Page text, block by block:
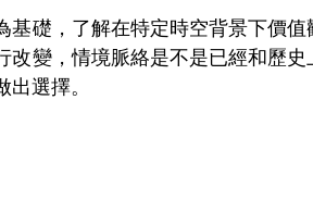
基礎，了解在特定時空背景下價
改變，情境脈絡是不是已經和歷
選擇。